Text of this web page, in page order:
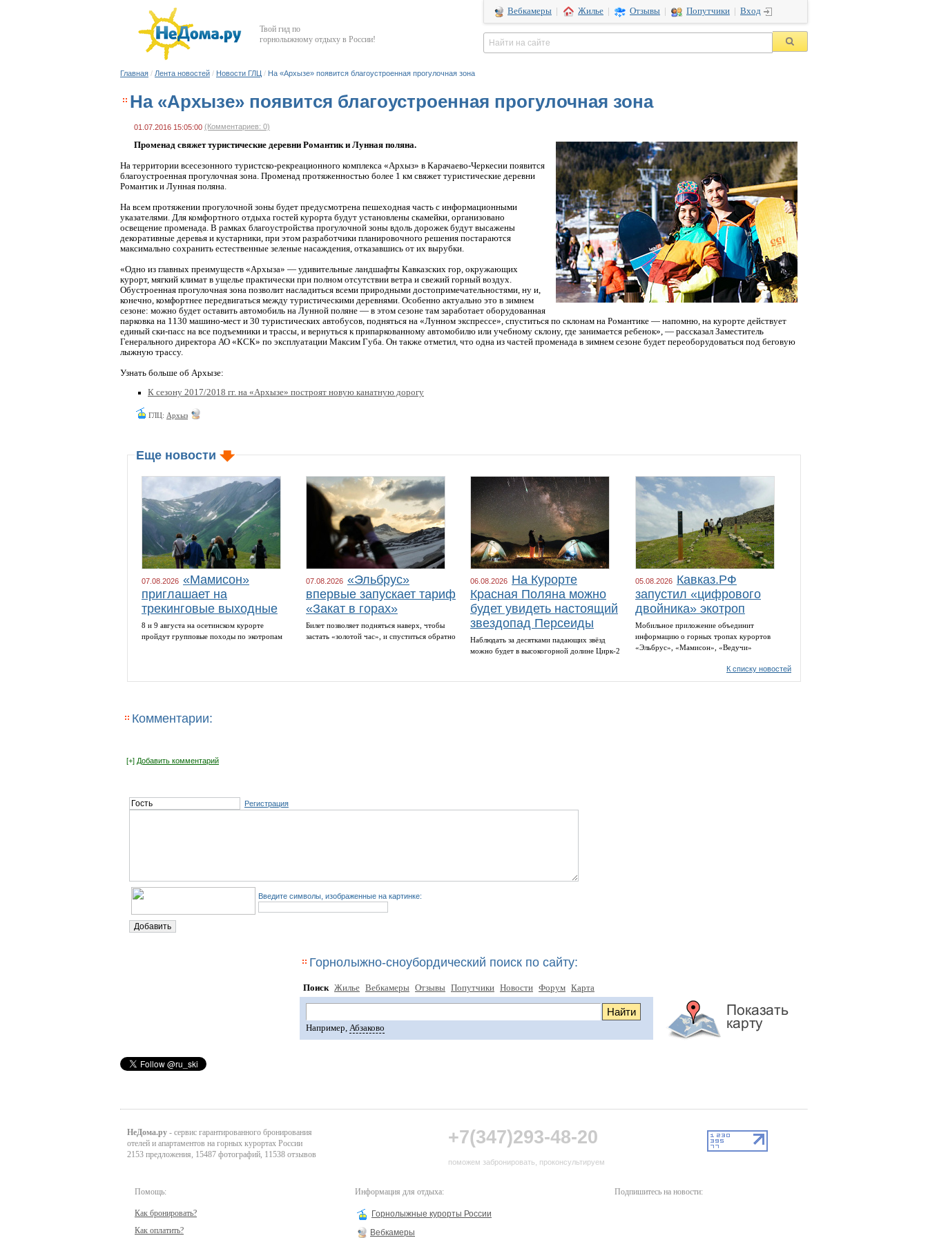
Твой гид по
горнолыжному отдыху в России!
Вебкамеры Жилье Отзывы Попутчики Вход
Главная / Лента новостей / Новости ГЛЦ / На «Архызе» появится благоустроенная прогулочная зона
На «Архызе» появится благоустроенная прогулочная зона
01.07.2016 15:05:00 (Комментариев: 0)
Променад свяжет туристические деревни Романтик и Лунная поляна.
На территории всесезонного туристско-рекреационного комплекса «Архыз» в Карачаево-Черкесии появится
благоустроенная прогулочная зона. Променад протяженностью более 1 км свяжет туристические деревни
Романтик и Лунная поляна.
На всем протяжении прогулочной зоны будет предусмотрена пешеходная часть с информационными
указателями. Для комфортного отдыха гостей курорта будут установлены скамейки, организовано
освещение променада. В рамках благоустройства прогулочной зоны вдоль дорожек будут высажены
декоративные деревья и кустарники, при этом разработчики планировочного решения постараются
максимально сохранить естественные зеленые насаждения, отказавшись от их вырубки.
«Одно из главных преимуществ «Архыза» — удивительные ландшафты Кавказских гор, окружающих
курорт, мягкий климат в ущелье практически при полном отсутствии ветра и свежий горный воздух.
Обустроенная прогулочная зона позволит насладиться всеми природными достопримечательностями, ну и,
конечно, комфортнее передвигаться между туристическими деревнями. Особенно актуально это в зимнем
сезоне: можно будет оставить автомобиль на Лунной поляне — в этом сезоне там заработает оборудованная
парковка на 1130 машино-мест и 30 туристических автобусов, подняться на «Лунном экспрессе», спуститься по склонам на Романтике — напомню, на курорте действует
единый ски-пасс на все подъемники и трассы, и вернуться к припаркованному автомобилю или учебному склону, где занимается ребенок», — рассказал Заместитель
Генерального директора АО «КСК» по эксплуатации Максим Губа. Он также отметил, что одна из частей променада в зимнем сезоне будет переоборудоваться под беговую
лыжную трассу.
Узнать больше об Архызе:
К сезону 2017/2018 гг. на «Архызе» построят новую канатную дорогу
ГЛЦ: Архыз
Еще новости
07.08.2026 «Мамисон»
приглашает на
трекинговые выходные
8 и 9 августа на осетинском курорте
пройдут групповые походы по экотропам
07.08.2026 «Эльбрус»
впервые запускает тариф
«Закат в горах»
Билет позволяет подняться наверх, чтобы
застать «золотой час», и спуститься обратно
06.08.2026 На Курорте
Красная Поляна можно
будет увидеть настоящий
звездопад Персеиды
Наблюдать за десятками падающих звёзд
можно будет в высокогорной долине Цирк-2
05.08.2026 Кавказ.РФ
запустил «цифрового
двойника» экотроп
Мобильное приложение объединит
информацию о горных тропах курортов
«Эльбрус», «Мамисон», «Ведучи»
К списку новостей
Комментарии:
[+] Добавить комментарий
Регистрация
Введите символы, изображенные на картинке:
Горнолыжно-сноубордический поиск по сайту:
Поиск Жилье Вебкамеры Отзывы Попутчики Новости Форум Карта
Например, Абзаково
НеДома.ру - сервис гарантированного бронирования
отелей и апартаментов на горных курортах России
2153 предложения, 15487 фотографий, 11538 отзывов
+7(347)293-48-20
поможем забронировать, проконсультируем
Помощь:
Как бронировать?
Как оплатить?
Информация для отдыха:
Горнолыжные курорты России
Вебкамеры
Подпишитесь на новости: